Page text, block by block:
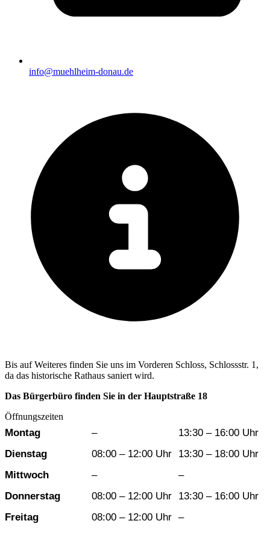
info@muehlheim-donau.de
Bis auf Weiteres finden Sie uns im Vorderen Schloss, Schlossstr. 1,
da das historische Rathaus saniert wird.
Das Bürgerbüro finden Sie in der Hauptstraße 18
Öffnungszeiten
Wochentag Vormittag
Montag –
13:30 – 16:00 Uhr
Dienstag
08:00 – 12:00 Uhr
13:30 – 18:00 Uhr
Mittwoch
–
–
Donnerstag
08:00 – 12:00 Uhr
13:30 – 16:00 Uhr
Freitag
08:00 – 12:00 Uhr –